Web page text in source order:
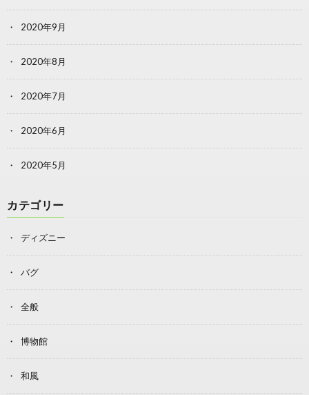
2020年9月
2020年8月
2020年7月
2020年6月
2020年5月
カテゴリー
ディズニー
バグ
全般
博物館
和風